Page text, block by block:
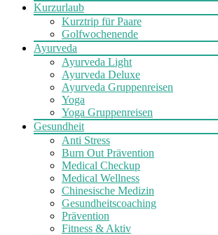
Kurzurlaub
Kurztrip für Paare
Golfwochenende
Ayurveda
Ayurveda Light
Ayurveda Deluxe
Ayurveda Gruppenreisen
Yoga
Yoga Gruppenreisen
Gesundheit
Anti Stress
Burn Out Prävention
Medical Checkup
Medical Wellness
Chinesische Medizin
Gesundheitscoaching
Prävention
Fitness & Aktiv